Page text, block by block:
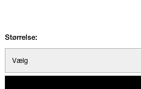
Størrelse:
Vælg